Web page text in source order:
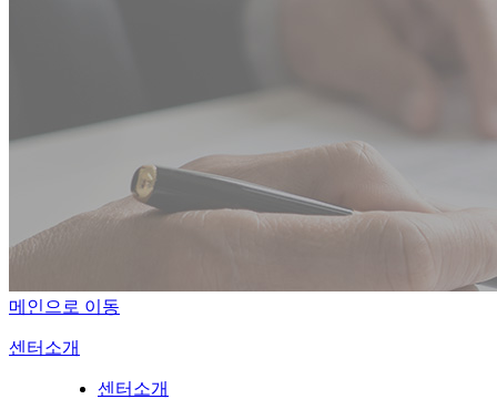
메인으로 이동
센터소개
센터소개